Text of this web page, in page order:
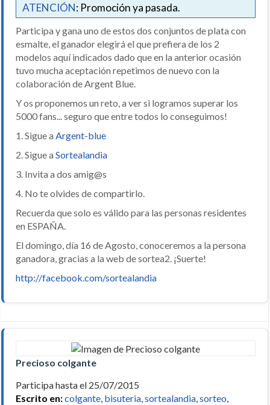
ATENCIÓN: Promoción ya pasada.
Participa y gana uno de estos dos conjuntos de plata con
esmalte, el ganador elegirá el que prefiera de los 2
modelos aquí indicados dado que en la anterior ocasión
tuvo mucha aceptación repetimos de nuevo con la
colaboración de Argent Blue.
Y os proponemos un reto, a ver si logramos superar los
5000 fans... seguro que entre todos lo conseguimos!
1. Sigue a Argent-blue
2. Sigue a Sortealandia
3. Invita a dos amig@s
4. No te olvides de compartirlo.
Recuerda que solo es válido para las personas residentes
en ESPAÑA.
El domingo, día 16 de Agosto, conoceremos a la persona
ganadora, gracias a la web de sortea2. ¡Suerte!
http://facebook.com/sortealandia
Precioso colgante
Participa hasta el 25/07/2015
Escrito en:colgante, bisuteria,sortealandia,sorteo,